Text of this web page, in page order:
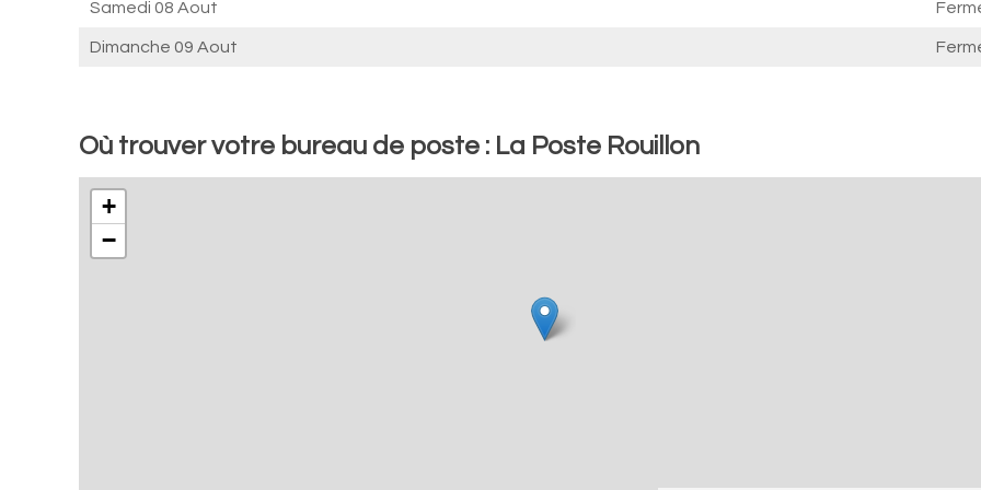
Samedi 08 Aout
Dimanche 09 Aout
Où trouver votre bureau de poste : La Poste Rouillon
+
−